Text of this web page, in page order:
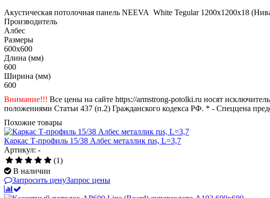
Акустическая потолочная панель NEEVA White Tegular 1200x1200x18
Производитель
Албес
Размеры
600x600
Длина (мм)
600
Ширина (мм)
600
Внимание!!! Все цены на сайте https://armstrong-potolki.ru носят
положениями Статьи 437 (п.2) Гражданского кодекса РФ. * - Спеццена
Похожие товары
Каркас Т-профиль 15/38 Албес металлик rus, L=3,7
Артикул: -
(1)
В наличии
Запросить ценуЗапрос цены